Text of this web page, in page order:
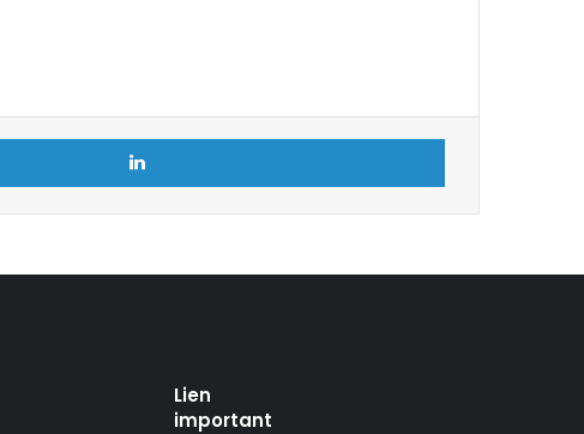
Linkedin
Lien
important